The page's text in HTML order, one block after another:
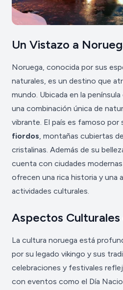
Un Vistazo a
Noruega, conocida por sus
naturales, es un destino que
mundo. Ubicada en la
una combinación única de
vibrante. El país es famoso por
fiordos, montañas cubiertas
cristalinas. Además de su
cuenta con ciudades
ofrecen una rica historia y una
actividades culturales.
Aspectos
La cultura noruega está
por su legado vikingo y sus
celebraciones y festivales
con eventos como el Día